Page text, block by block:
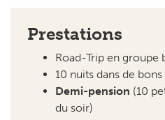
Demi-pension
du soir)
Location de motos
illimité et assurance
(Différents modèles